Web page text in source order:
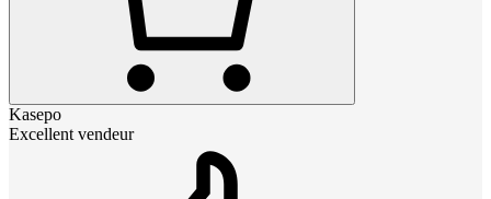
Kasepo
Excellent vendeur